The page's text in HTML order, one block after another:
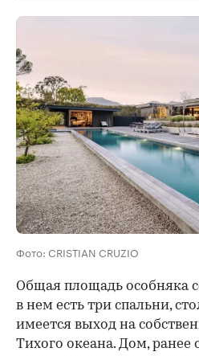
Фото: CRISTIAN CRUZIO
Общая площадь особняка
в нем есть три спальни,
имеется выход на
Тихого океана. Дом, ранее